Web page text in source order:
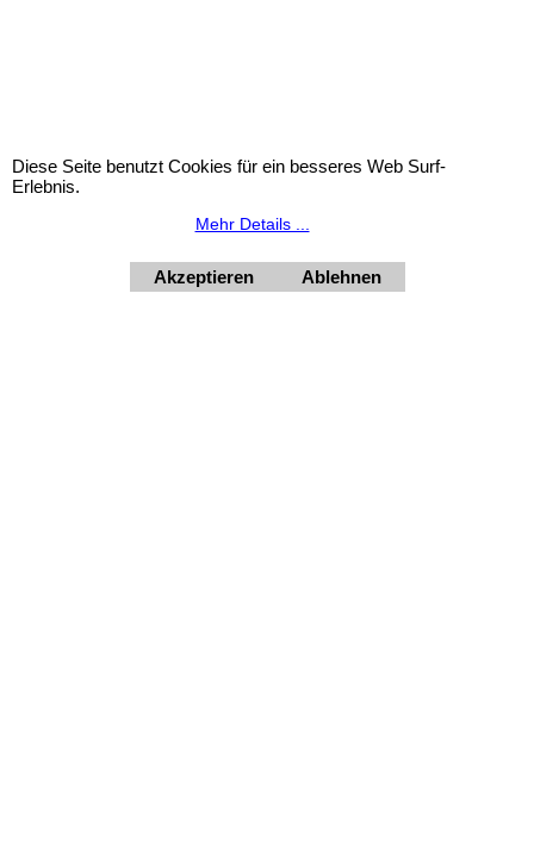
Diese Seite benutzt Cookies für ein besseres Web Surf-
Erlebnis.
Mehr Details ...
Akzeptieren Ablehnen